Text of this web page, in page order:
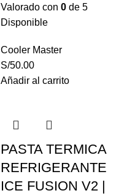
Valorado con 0 de 5
Disponible
Cooler Master
S/50.00
Añadir al carrito
PASTA TERMICA
REFRIGERANTE
ICE FUSION V2 |